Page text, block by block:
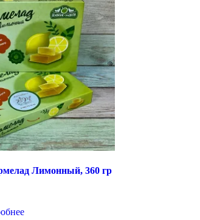
Лимонный, 360 гр